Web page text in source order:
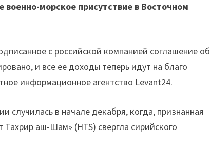
военно-морское присутствие в Восточном
с российской компанией соглашение об
и все ее доходы теперь идут на благо
информационное агентство Levant24.
случилась в начале декабря, когда, признанная
аш-Шам» (HTS) свергла сирийского